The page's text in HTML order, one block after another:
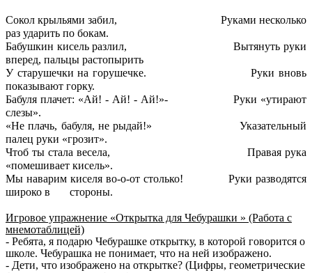
Сокол крыльями забил, Руками несколько
раз ударить по бокам.
Бабушкин кисель разлил, Вытянуть руки
вперед, пальцы растопырить
У старушечки на горушечке. Руки вновь
показывают горку.
Бабуля плачет: «Ай! - Ай! - Ай!»- Руки «утирают
слезы».
«Не плачь, бабуля, не рыдай!» Указательный
палец руки «грозит».
Чтоб ты стала весела, Правая рука
«помешивает кисель».
Мы наварим киселя во-о-от столько! Руки разводятся
широко в стороны.
Игровое упражнение «Открытка для Чебурашки » (Работа с
мнемотаблицей)
- Ребята, я подарю Чебурашке открытку, в которой говорится о
школе. Чебурашка не понимает, что на ней изображено.
- Дети, что изображено на открытке? (Цифры, геометрические